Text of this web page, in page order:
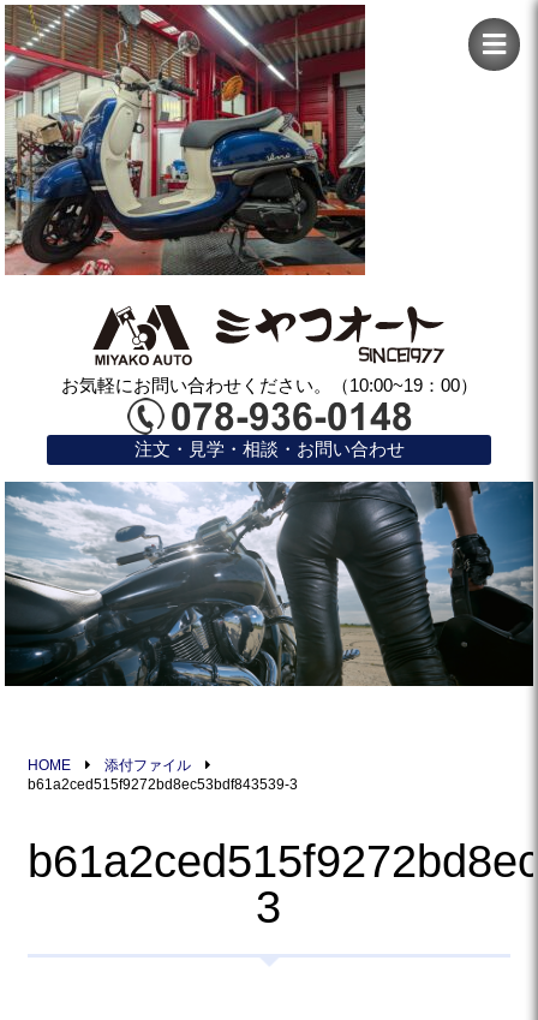
お気軽にお問い合わせください。（10:00~19：00）
注文・見学・相談・お問い合わせ
HOME
添付ファイル
b61a2ced515f9272bd8ec53bdf843539-3
3